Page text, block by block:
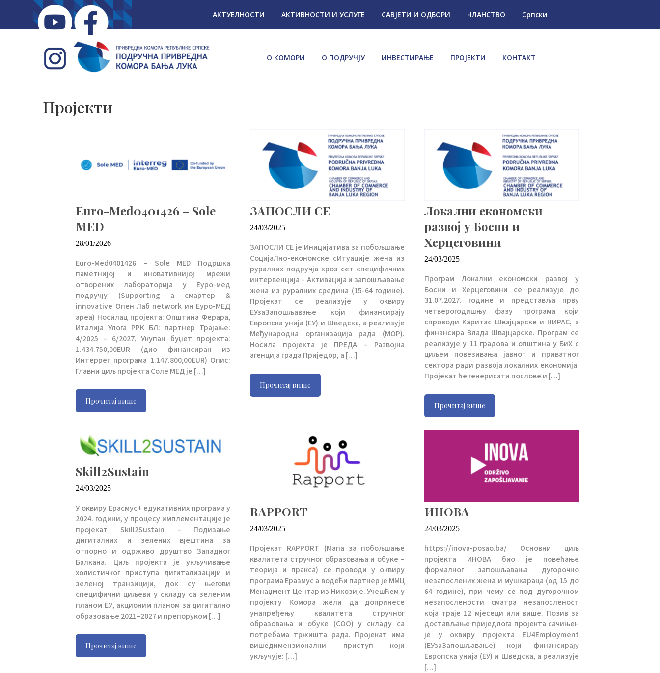
АКТУЕЛНОСТИ АКТИВНОСТИ И УСЛУГЕ САВЈЕТИ И ОДБОРИ ЧЛАНСТВО Српски
О КОМОРИ О ПОДРУЧЈУ ИНВЕСТИРАЊЕ ПРОЈЕКТИ КОНТАКТ
Пројекти
Euro-Med0401426 – Sole
MED
28/01/2026
Euro-Med0401426 – Sole MED Подршка
паметнијој и иновативнијој мрежи
отворених лабораторија у Еуро-мед
подручју (Supporting а смартер &
innovative Опен Лаб network ин Еуро-МЕД
ареа) Носилац пројекта: Општина Ферара,
Италија Улога PPK БЛ: партнер Трајање:
4/2025 – 6/2027. Укупан буџет пројекта:
1.434.750,00EUR (дио финансиран из
Интеррег програма 1.147.800,00EUR) Опис:
Главни циљ пројекта Соле МЕД је […]
Прочитај више
ЗАПОСЛИ СЕ
24/03/2025
ЗАПОСЛИ СЕ је Иницијатива за побољшање
СоцијаЛно-економске сИтуације жена из
руралних подручја кроз сет специфичних
интервенција – Активација и запошљавање
жена из руралних средина (15-64 године).
Пројекат се реализује у оквиру
ЕУзаЗапошљавање који финансирају
Европска унија (ЕУ) и Шведска, а реализује
Међународна организација рада (МОР).
Носила пројекта је ПРЕДА – Развојна
агенција града Приједор, а […]
Прочитај више
Локални економски
развој у Босни и
Херцеговини
24/03/2025
Програм Локални економски развој у
Босни и Херцеговини се реализује до
31.07.2027. године и представља прву
четверогодишњу фазу програма који
спроводи Kаритас Швajцарске и НИРАС, а
финансира Влада Швajцарске. Програм се
реализује у 11 градова и општина у БиХ с
циљем повезивања јавног и приватног
сектора ради развоја локалних економија.
Пројекат ће генерисати послове и […]
Прочитај више
Skill2Sustain
24/03/2025
У оквиру Ерасмус+ едукативних програма у
2024. години, у процесу имплементације је
пројекат Skill2Sustain – Подизање
дигиталних и зелених вјештина за
отпорно и одрживо друштво Западног
Балкана. Циљ пројекта је укључивање
холистичког приступа дигитализацији и
зеленој транзицији, док су његови
специфични циљеви у складу са зеленим
планом ЕУ, акционим планом за дигитално
образовање 2021–2027 и препоруком […]
Прочитај више
RAPPORT
24/03/2025
Пројекат RAPPORT (Мапа за побољшање
квалитета стручног образовања и обуке –
теорија и пракса) се проводи у оквиру
програма Еразмус а водећи партнер је ММЦ
Менаџмент Центар из Никозије. Учешћем у
пројекту Комора жели да допринесе
унапређењу квалитета стручног
образовања и обуке (СОО) у складу са
потребама тржишта рада. Пројекат има
вишедимензионални приступ који
укључује: […]
ИНОВА
24/03/2025
https://inova-posao.ba/ Основни циљ
пројекта ИНОВА био је повећање
формалног запошљавања дугорочно
незапослених жена и мушкараца (од 15 до
64 године), при чему се под дугорочном
незапослености сматра незапосленост
која траје 12 мјесеци или више. Позив за
достављање приједлога пројекта сачињен
је у оквиру пројекта EU4Employment
(ЕУзаЗапошљавање) који финансирају
Европска унија (ЕУ) и Шведска, а реализује
[…]